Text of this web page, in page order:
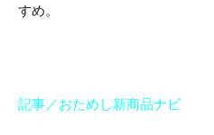
すめ。
記事／おためし新商品ナビ